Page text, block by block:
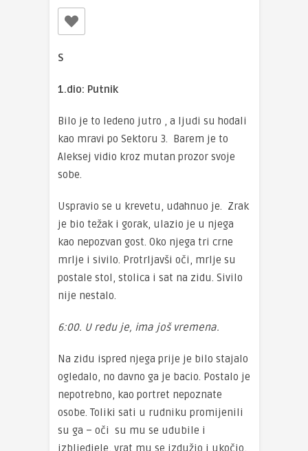
S
1.dio: Putnik
Bilo je to ledeno jutro , a ljudi su hodali
kao mravi po Sektoru 3. Barem je to
Aleksej vidio kroz mutan prozor svoje
sobe.
Uspravio se u krevetu, udahnuo je. Zrak
je bio težak i gorak, ulazio je u njega
kao nepozvan gost. Oko njega tri crne
mrlje i sivilo. Protrljavši oči, mrlje su
postale stol, stolica i sat na zidu. Sivilo
nije nestalo.
6:00. U redu je, ima još vremena.
Na zidu ispred njega prije je bilo stajalo
ogledalo, no davno ga je bacio. Postalo je
nepotrebno, kao portret nepoznate
osobe. Toliki sati u rudniku promijenili
su ga – oči su mu se udubile i
izbljedjele, vrat mu se izdužio i ukočio,